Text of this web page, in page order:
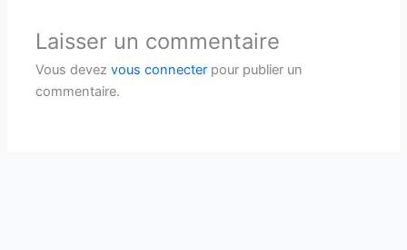
Laisser un commentaire
Vous devezvous connecter pour publier un
commentaire.